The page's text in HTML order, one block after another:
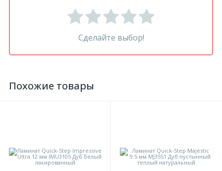
Сделайте выбор!
Похожие товары